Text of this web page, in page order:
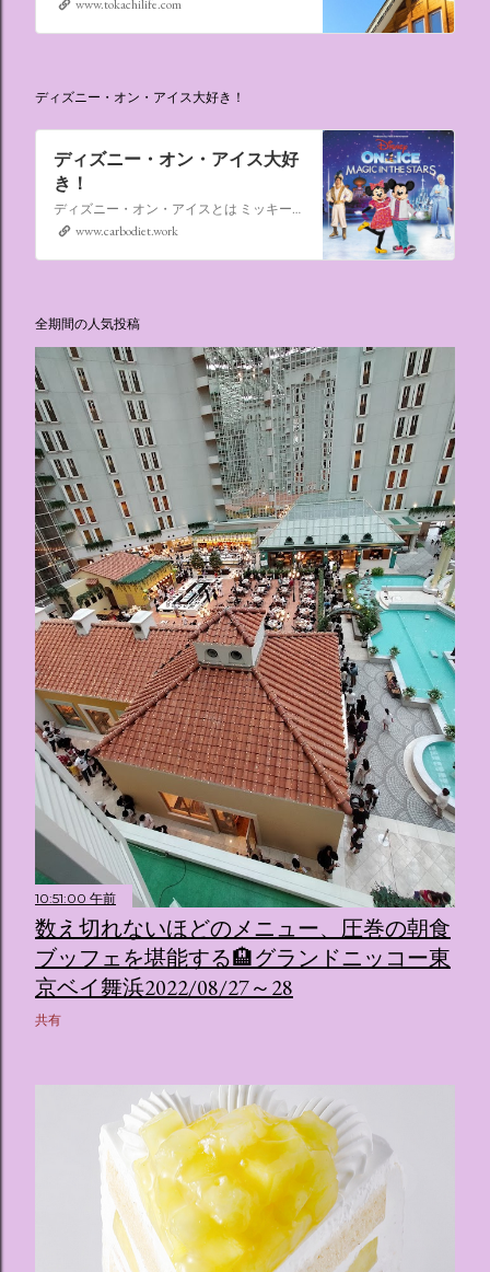
www.tokachilife.com
ディズニー・オン・アイス大好き！
ディズニー・オン・アイス大好
き！
ディズニー・オン・アイスとは ミッキーマウスやミニーマウスをはじめ、たくさんのディズニーキャラクターが登場し、世代を超えて愛され続けている、氷の上のミュージカルショーです。
www.carbodiet.work
全期間の人気投稿
10:51:00 午前
数え切れないほどのメニュー、圧巻の朝食
ブッフェを堪能する🏨グランドニッコー東
京ベイ舞浜2022/08/27～28
共有